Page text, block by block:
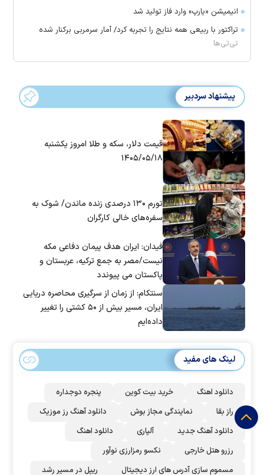
انیمیشن «یارپ» وارد فاز تولید شد
تراکتور با ربیعی همه نتایج را تجربه کرد/ آمار سرمربی برکنار شده
تی‌تی‌ها
پیشنهاد سردبیر
قیمت دلار، سکه و طلا امروز یکشنبه
۱۴۰۵/۰۵/۱۸
تورم ۱۳۰ درصدی زنده ماندن/ شوک به
سفره‌های خالی کارگران
فیدان: ایران هدف پیمان دفاعی مکه
نیست/مصر به جمع ترکیه، عربستان و
پاکستان می پیوندد
سنتکام: از زمان از سرگیری محاصره دریایی
ایران، مسیر بیش از ۵۰ کشتی را تغییر
داده‌ایم
لینک های مفید
دانلود اهنگ خرید بیت کوین
پنجره دوجداره
راز بقا
نمایندگی مجاز بوش
دانلود آهنگ رز‌ موزیک
دانلود آهنگ جدید
آلپاری
دانلود اهنگ
رزرو هتل خارجی
نکسو رمزارزی نوآور
مسموم سازی آدرس های ارز دیجیتال
ریپل در مسیر رشد